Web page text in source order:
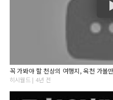
히시월드 | 4년 전